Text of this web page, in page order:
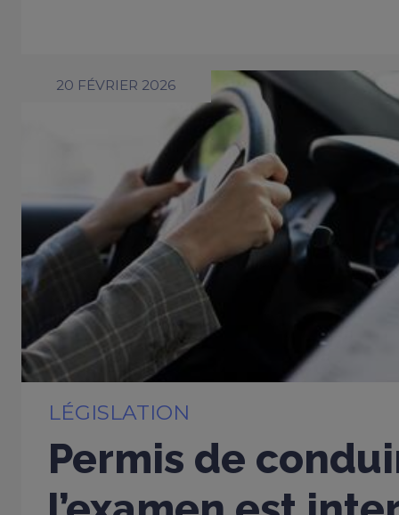
20 FÉVRIER 2026
LÉGISLATION
Permis de